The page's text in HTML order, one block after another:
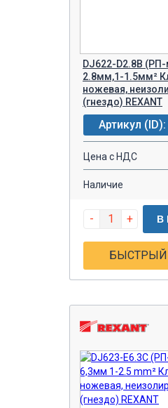
DJ622-D2.8B
2.8мм,1-1.5мм²
ножевая,
(гнездо) REXANT
Артикул
Цена с НДС
Наличие
- + В
БЫСТРЫЙ